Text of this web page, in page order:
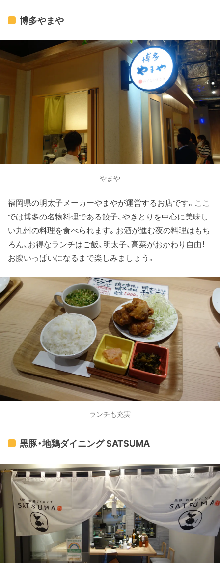
博多やまや
やまや
福岡県の明太子メーカーやまやが運営するお店です。ここ
では博多の名物料理である餃子、やきとりを中心に美味し
い九州の料理を食べられます。お酒が進む夜の料理はもち
ろん、お得なランチはご飯、明太子、高菜がおかわり自由！
お腹いっぱいになるまで楽しみましょう。
ランチも充実
黒豚・地鶏ダイニング SATSUMA